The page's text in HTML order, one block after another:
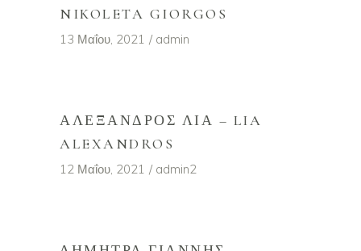
NIKOLETA GIORGOS
13 Μαΐου, 2021 admin
ΑΛΈΞΑΝΔΡΟΣ ΛΊΑ – LIA
ALEXANDROS
12 Μαΐου, 2021 admin2